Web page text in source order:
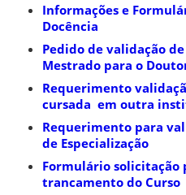
Informações e
Docência
Pedido de validação
Mestrado para o
Requerimento
cursada em outra
Requerimento para
de Especialização
Formulário solicitação
trancamento do Curso